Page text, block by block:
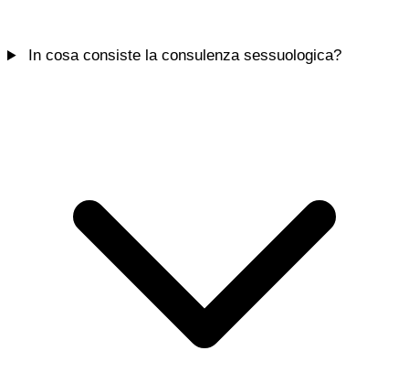
In cosa consiste la consulenza sessuologica?